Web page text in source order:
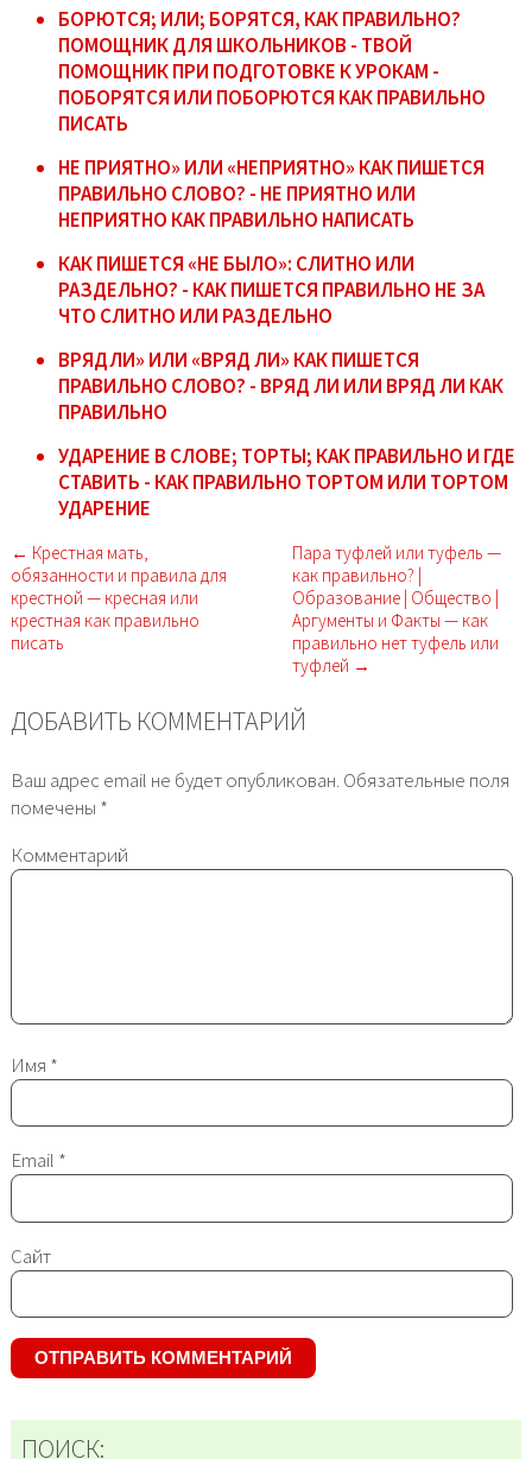
БОРЮТСЯ; ИЛИ; БОРЯТСЯ, КАК ПРАВИЛЬНО?
ПОМОЩНИК ДЛЯ ШКОЛЬНИКОВ - ТВОЙ
ПОМОЩНИК ПРИ ПОДГОТОВКЕ К УРОКАМ -
ПОБОРЯТСЯ ИЛИ ПОБОРЮТСЯ КАК ПРАВИЛЬНО
ПИСАТЬ
НЕ ПРИЯТНО» ИЛИ «НЕПРИЯТНО» КАК ПИШЕТСЯ
ПРАВИЛЬНО СЛОВО? - НЕ ПРИЯТНО ИЛИ
НЕПРИЯТНО КАК ПРАВИЛЬНО НАПИСАТЬ
КАК ПИШЕТСЯ «НЕ БЫЛО»: СЛИТНО ИЛИ
РАЗДЕЛЬНО? - КАК ПИШЕТСЯ ПРАВИЛЬНО НЕ ЗА
ЧТО СЛИТНО ИЛИ РАЗДЕЛЬНО
ВРЯДЛИ» ИЛИ «ВРЯД ЛИ» КАК ПИШЕТСЯ
ПРАВИЛЬНО СЛОВО? - ВРЯД ЛИ ИЛИ ВРЯД ЛИ КАК
ПРАВИЛЬНО
УДАРЕНИЕ В СЛОВЕ; ТОРТЫ; КАК ПРАВИЛЬНО И ГДЕ
СТАВИТЬ - КАК ПРАВИЛЬНО ТОРТОМ ИЛИ ТОРТОМ
УДАРЕНИЕ
← Крестная мать,
обязанности и правила для
крестной — кресная или
крестная как правильно
писать
Пара туфлей или туфель —
как правильно? |
Образование | Общество |
Аргументы и Факты — как
правильно нет туфель или
туфлей →
ДОБАВИТЬ КОММЕНТАРИЙ
Ваш адрес email не будет опубликован. Обязательные поля
помечены *
Комментарий
Имя *
Email *
Сайт
ПОИСК: